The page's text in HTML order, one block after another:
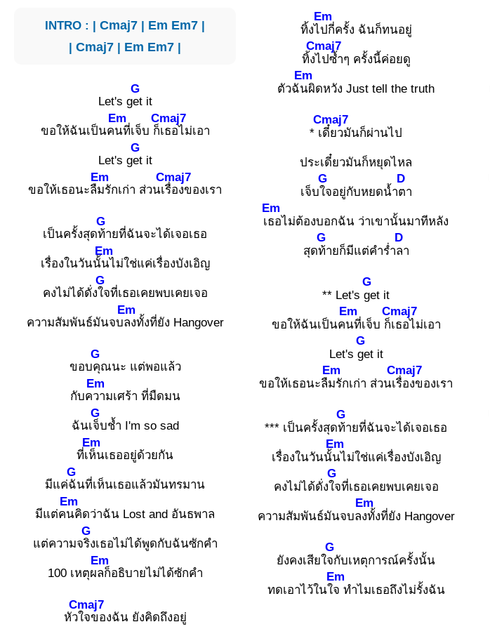
INTRO : |Cmaj7 | Em Em7 |
|Cmaj7 | Em Em7 |
Let's g
G
et it
ขอให้ฉันเป็นค
Em
นที่เจ็บ ก็
Cmaj7
เธอไม่เอา
Let's g
G
et it
ขอให้เธอนะลื
Em
มรักเก่า ส่วนเ
Cmaj7
รื่องของเรา
เป็นครั้งสุด
G
ท้ายที่ฉันจะได้เจอเธอ
เรื่องในวันนั้
Em
นไม่ใช่แค่เรื่องบังเอิญ
คงไม่ได้ดั่ง
G
ใจที่เธอเคยพบเคยเจอ
ความสัมพันธ์มันจบ
Em
ลงทั้งที่ยัง Hangover
ขอบ
G
คุณนะ แต่พอแล้ว
กับค
Em
วามเศร้า ที่มืดมน
ฉันเ
G
จ็บช้ำ I'm so sad
ที่เ
Em
ห็นเธออยู่ด้วยกัน
มีแค่
G
ฉันที่เห็นเธอแล้วมันทรมาน
มีแต่ค
Em
นคิดว่าฉัน Lost and อันธพาล
แต่ความจ
G
ริงเธอไม่ได้พูดกับฉันซักคำ
100 เหตุผ
Em
ลก็อธิบายไม่ได้ซักคำ
หัว
Cmaj7
ใจของฉัน ยังคิดถึงอยู่
ทิ้งไ
Em
ปกี่ครั้ง ฉันก็ทนอยู่
ทิ้ง
Cmaj7
ไปซ้ำๆ ครั้งนี้ค่อยดู
ตัวฉั
Em
นผิดหวัง Just tell the truth
* เ
Cmaj7
ดี๋ยวมันก็ผ่านไป
ประเดี๋ยวมันก็หยุดไหล
เจ็บ
G
ใจอยู่กับหยดน้ำ
D
ตา
เ
Em
ธอไม่ต้องบอกฉัน ว่าเขานั้นมาทีหลัง
สุด
G
ท้ายก็มีแต่คำร่ำ
D
ลา
** Let's
G
get it
ขอให้ฉันเป็นค
Em
นที่เจ็บ ก็
Cmaj7
เธอไม่เอา
Let's
G
get it
ขอให้เธอนะลื
Em
มรักเก่า ส่วนเ
Cmaj7
รื่องของเรา
*** เป็นครั้งสุด
G
ท้ายที่ฉันจะได้เจอเธอ
เรื่องในวันนั้
Em
นไม่ใช่แค่เรื่องบังเอิญ
คงไม่ได้ดั่ง
G
ใจที่เธอเคยพบเคยเจอ
ความสัมพันธ์มันจบล
Em
งทั้งที่ยัง Hangover
ยังคงเสียใ
G
จกับเหตุการณ์ครั้งนั้น
ทดเอาไว้ในใ
Em
จ ทำไมเธอถึงไม่รั้งฉัน